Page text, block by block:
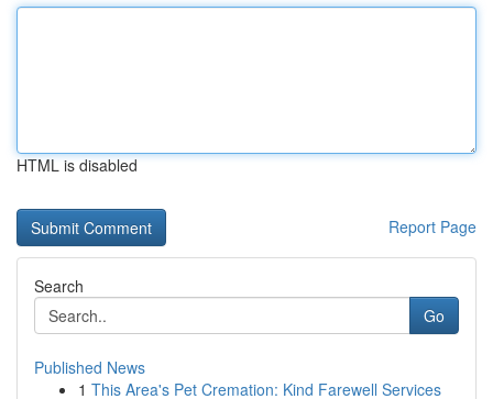
HTML is disabled
Report Page
Search
Go
Published News
1 This Area's Pet Cremation: Kind Farewell Services